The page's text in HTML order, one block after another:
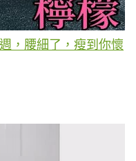
，腰細了，瘦到你懷